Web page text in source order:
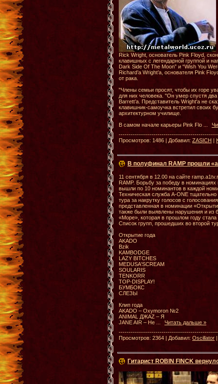
Rick Wright, основатель Pink Floyd,
клавишных с легендарной группой и
Dark Side Of The Moon” и “Wish You
Richard’а Wright’а, основателя Pink
от рака.
"Члены семьи просят, чтобы их горе
для них человека. "Он умер спустя два
Barrett’а. Представитель Wright'а не
клавишник-самоучка встретил своих
архитектурном училище.
В самом начале карьеры Pink Flo
Просмотров: 1486 | Добавил: ZASICH |
В полуфинал RAMP прошли
11 сентября в 12.00 на сайте
RAMP. Борьбу за победу в
вышли по 10 номинантов в каждой
Техническая служба A-ONE тщательно
тура за накрутку голосов с
представленная в номинации
также были выявлены нарушения и из
«Море», которая в прошлом году
Список групп, прошедших во второй
Открытие года
AKADO
Bzik
KAMBODGE
LAZY BITCHES
MEDUSA'SCREAM
SOULARIS
TENKORR
TOP-DISPLAY!
БУМБОКС
СЛЕЗЫ
Клип года
AKADO – Oxymoron №2
ANIMAL ДЖАZ – Я
JANE AIR – Не
Читать дальше »
Просмотров: 2364 | Добавил: Oscillator
Гитарист ROBIN FINCK